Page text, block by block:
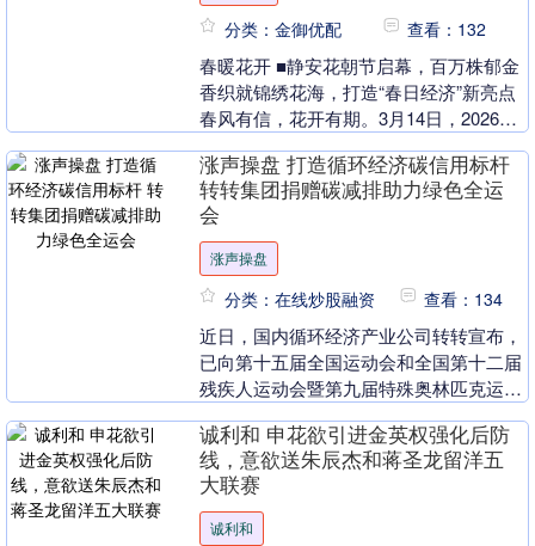
分类：金御优配 查看：132
春暖花开 ■静安花朝节启幕，百万株郁金
香织就锦绣花海，打造“春日经济”新亮点
春风有信，花开有期。3月14日，2026静
安花朝节在静安大宁功能片区启幕，活动
将持....
涨声操盘 打造循环经济碳信用标杆
转转集团捐赠碳减排助力绿色全运
会
涨声操盘
分类：在线炒股融资 查看：134
近日，国内循环经济产业公司转转宣布，
已向第十五届全国运动会和全国第十二届
残疾人运动会暨第九届特殊奥林匹克运动
会（以下简称“十五运会”）香港赛区捐赠
碳普惠减排量，....
诚利和 申花欲引进金英权强化后防
线，意欲送朱辰杰和蒋圣龙留洋五
大联赛
诚利和